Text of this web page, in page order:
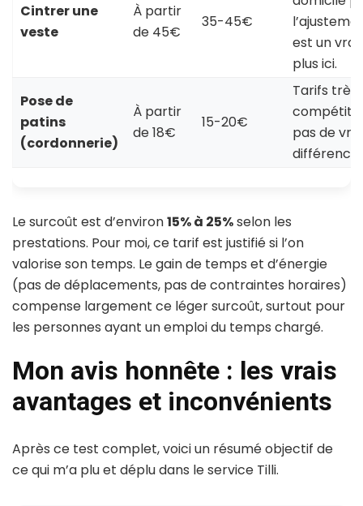
Cintrer une
veste
À partir
de 45€
35-45€
est un vrai
plus ici.
Pose de
patins
(cordonnerie)
À partir
de 18€
15-20€
Tarifs très
pas de
différence.
Le surcoût est d’environ15% à 25%selon les
prestations. Pour moi, ce tarif est justifié si l’on
valorise son temps. Le gain de temps et d’énergie
(pas de déplacements, pas de contraintes horaires)
compense largement ce léger surcoût, surtout pour
les personnes ayant un emploi du temps chargé.
Mon avis honnête : les vrais
avantages et inconvénients
Après ce test complet, voici un résumé objectif de
ce qui m’a plu et déplu dans le service Tilli.